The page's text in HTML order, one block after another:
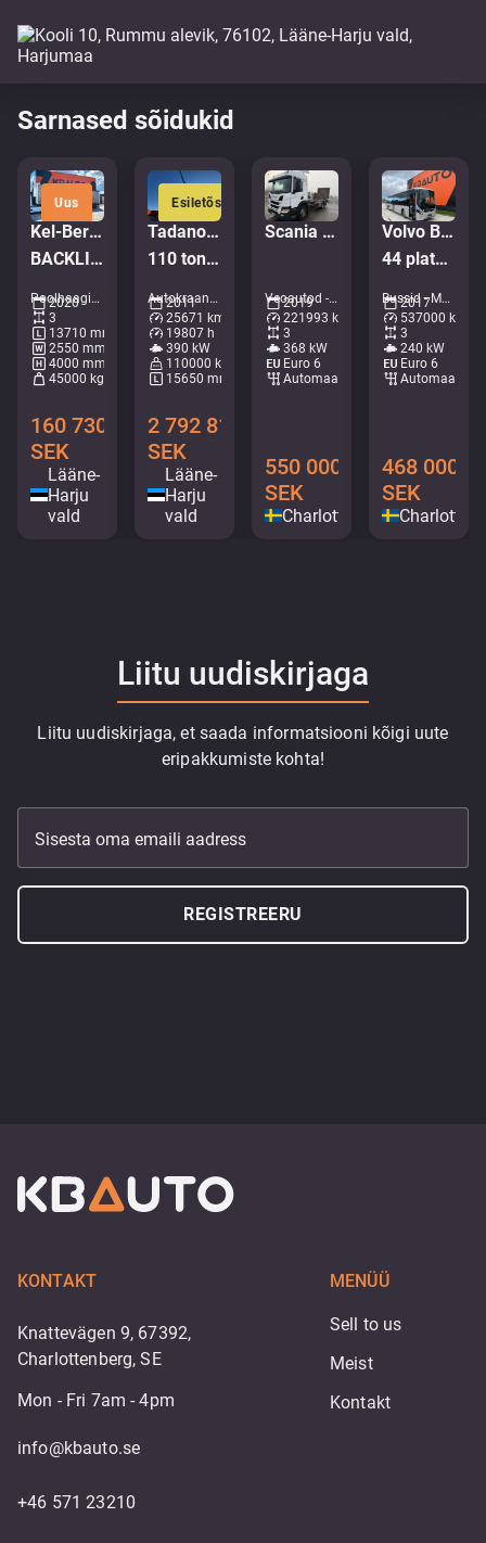
Sarnased sõidukid
Uus
Kel-Berg PRSH-27-SYS NLL
BACKLIFT / SAF AXELS
Poolhaagised - Tent • M404-2042
2020
3
13710 mm
2550 mm
4000 mm
45000 kg
160 730
SEK
Lääne-
Harju
vald
Esiletõstetud
Tadano Faun ATF 110G-5
110 ton / MAIN BOOM 53 m / MOST ENGINE HOURS FROM IDLE / GOOD WORKING CONDITION
Autokraanad - Maastikukraanad • M106-9664
2011
25671 km
19807 h
390 kW
110000 kg
15650 mm
2 792 816
SEK
Lääne-
Harju
vald
Scania P 500 6x2*4
Veoautod - Raam • M028-1394
2019
221993 km
3
368 kW
Euro 6
Automaat
550 000
SEK
Charlottenberg
Volvo B8R 8900 LE 6x2*4
44 platser + 53 stående / AC
Bussid - Maakonnaliini buss • M183-8892
2017
537000 km
3
240 kW
Euro 6
Automaat
468 000
SEK
Liitu uudiskirjaga
Liitu uudiskirjaga, et saada informatsiooni kõigi uute
eripakkumiste kohta!
Sisesta oma emaili aadress
REGISTREERU
KONTAKT
Knattevägen 9, 67392,
Charlottenberg, SE
Mon - Fri 7am - 4pm
info@kbauto.se
+46 571 23210
MENÜÜ
Sell to us
Meist
Kontakt